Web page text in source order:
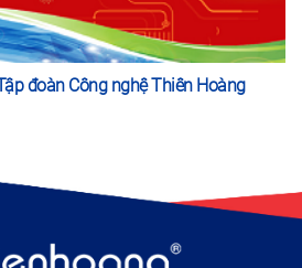
đoàn Công nghệ Thiên Hoàng